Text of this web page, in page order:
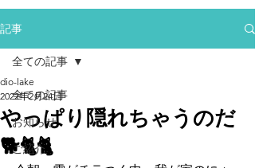
記事
全ての記事
お知らせ
ご紹介
全ての記事
やっぱり隠れちゃうのだ
🐕🐈🐈
dio-lake
2022年2月24日